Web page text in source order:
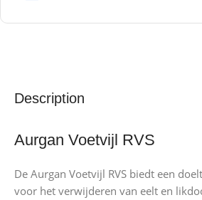
Description
Aurgan Voetvijl RVS
De Aurgan Voetvijl RVS biedt een
voor het verwijderen van eelt en